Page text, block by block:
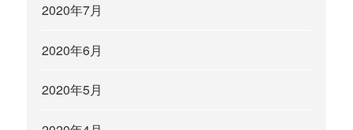
2020年7月
2020年6月
2020年5月